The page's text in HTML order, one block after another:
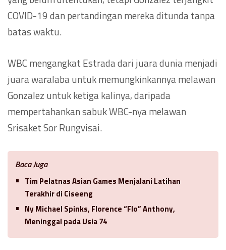
COVID-19 dan pertandingan mereka ditunda tanpa
batas waktu.
WBC mengangkat Estrada dari juara dunia menjadi
juara waralaba untuk memungkinkannya melawan
Gonzalez untuk ketiga kalinya, daripada
mempertahankan sabuk WBC-nya melawan
Srisaket Sor Rungvisai.
Baca Juga
Tim Pelatnas Asian Games Menjalani Latihan
Terakhir di Ciseeng
Ny Michael Spinks, Florence “Flo” Anthony,
Meninggal pada Usia 74